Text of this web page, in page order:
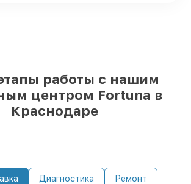
работы с нашим
центром Fortuna в
Краснодаре
Диагностика Ремонт